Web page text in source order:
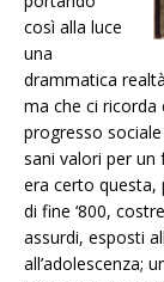
così alla luce
una
drammatica
ma che ci ricorda
progresso
sani valori per
era certo questa,
di fine ‘800,
assurdi, esposti
all’adolescenza;